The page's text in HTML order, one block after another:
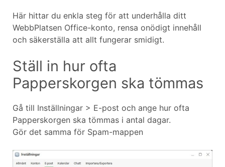
Här hittar du enkla steg för att underhålla ditt
WebbPlatsen Office-konto, rensa onödigt innehåll
och säkerställa att allt fungerar smidigt.
Ställ in hur ofta
Papperskorgen ska tömmas
Gå till Inställningar > E-post och ange hur ofta
Papperskorgen ska tömmas i antal dagar.
Gör det samma för Spam-mappen